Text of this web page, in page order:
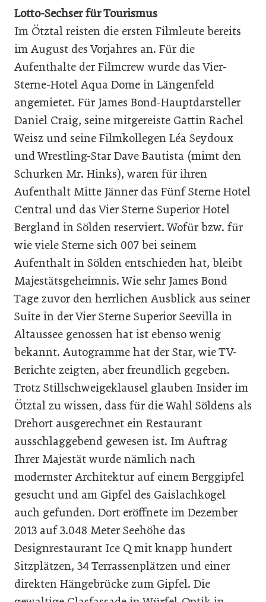
Lotto-Sechser für Tourismus
Im Ötztal reisten die ersten Filmleute bereits
im August des Vorjahres an. Für die
Aufenthalte der Filmcrew wurde das Vier-
Sterne-Hotel Aqua Dome in Längenfeld
angemietet. Für James Bond-Hauptdarsteller
Daniel Craig, seine mitgereiste Gattin Rachel
Weisz und seine Filmkollegen Léa Seydoux
und Wrestling-Star Dave Bautista (mimt den
Schurken Mr. Hinks), waren für ihren
Aufenthalt Mitte Jänner das Fünf Sterne Hotel
Central und das Vier Sterne Superior Hotel
Bergland in Sölden reserviert. Wofür bzw. für
wie viele Sterne sich 007 bei seinem
Aufenthalt in Sölden entschieden hat, bleibt
Majestätsgeheimnis. Wie sehr James Bond
Tage zuvor den herrlichen Ausblick aus seiner
Suite in der Vier Sterne Superior Seevilla in
Altaussee genossen hat ist ebenso wenig
bekannt. Autogramme hat der Star, wie TV-
Berichte zeigten, aber freundlich gegeben.
Trotz Stillschweigeklausel glauben Insider im
Ötztal zu wissen, dass für die Wahl Söldens als
Drehort ausgerechnet ein Restaurant
ausschlaggebend gewesen ist. Im Auftrag
Ihrer Majestät wurde nämlich nach
modernster Architektur auf einem Berggipfel
gesucht und am Gipfel des Gaislachkogel
auch gefunden. Dort eröffnete im Dezember
2013 auf 3.048 Meter Seehöhe das
Designrestaurant Ice Q mit knapp hundert
Sitzplätzen, 34 Terrassenplätzen und einer
direkten Hängebrücke zum Gipfel. Die